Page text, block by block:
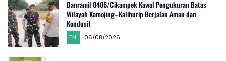
Danramil 0406/Cikampek Kawal Pengukuran Batas
Wilayah Kamojing–Kalihurip Berjalan Aman dan
Kondusif
TNI 06/08/2026